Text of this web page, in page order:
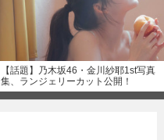
【話題】乃木坂46・金川紗耶1st写真
集、ランジェリーカット公開！